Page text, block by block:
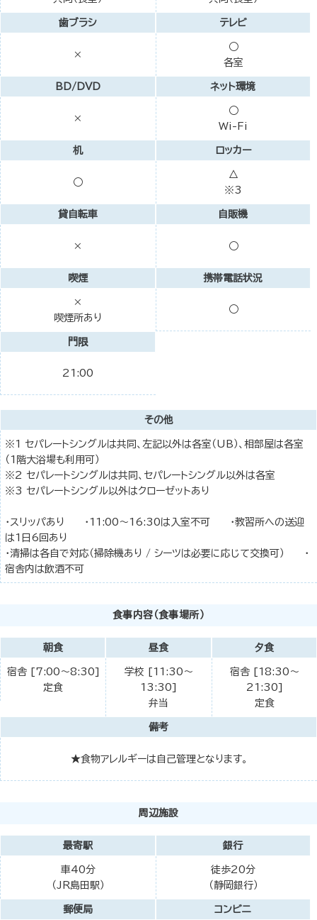
歯ブラシ
×
テレビ
○
各室
BD/DVD
×
ネット環境
○
Wi-Fi
机
○
ロッカー
△
※3
貸自転車
×
自販機
○
喫煙
×
喫煙所あり
携帯電話状況
○
門限
21:00
その他
※1 セパレートシングルは共同、左記以外は各室（UB）、相部屋は各室
（1階大浴場も利用可）
※2 セパレートシングルは共同、セパレートシングル以外は各室
※3 セパレートシングル以外はクローゼットあり
・スリッパあり ・11:00～16:30は入室不可 ・教習所への送迎
は1日6回あり
・清掃は各自で対応（掃除機あり / シーツは必要に応じて交換可） ・
宿舎内は飲酒不可
食事内容（食事場所）
朝食
宿舎 [7:00～8:30]
定食
昼食
学校 [11:30～
13:30]
弁当
夕食
宿舎 [18:30～
21:30]
定食
備考
★食物アレルギーは自己管理となります。
周辺施設
最寄駅
車40分
（JR島田駅）
銀行
徒歩20分
（静岡銀行）
郵便局 コンビニ